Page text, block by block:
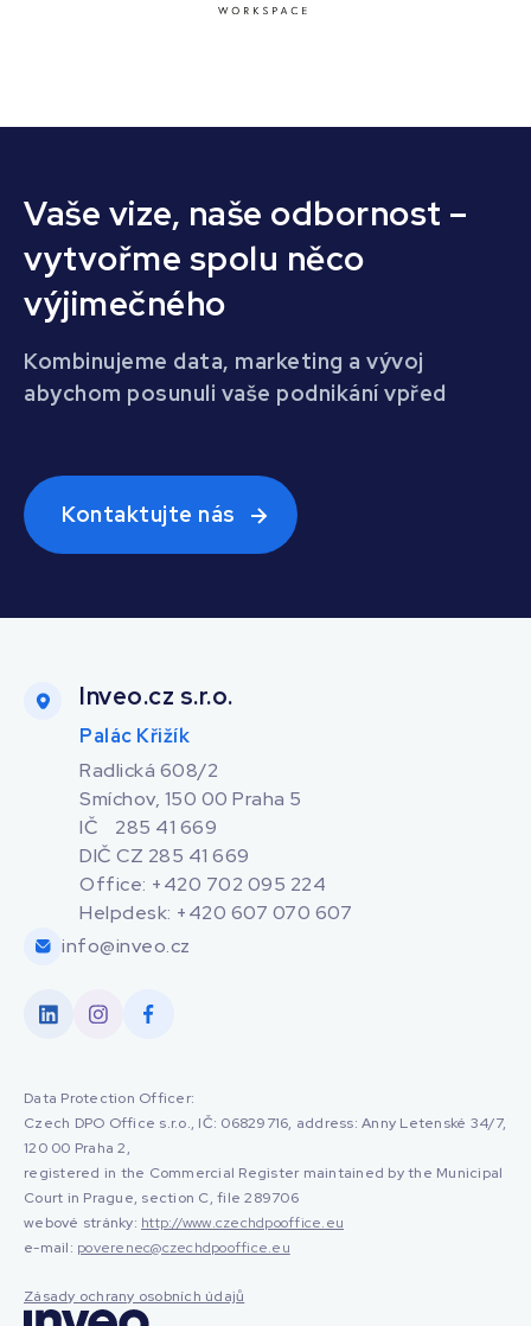
Vaše vize, naše odbornost –
vytvořme spolu něco
výjimečného
Kombinujeme data, marketing a vývoj
abychom posunuli vaše podnikání vpřed
Kontaktujte nás
Inveo.cz s.r.o.
Palác Křižík
Radlická 608/2
Smíchov, 150 00 Praha 5
IČ 285 41 669
DIČ CZ 285 41 669
Office: +420 702 095 224
Helpdesk: +420 607 070 607
info@inveo.cz
Data Protection Officer:
Czech DPO Office s.r.o., IČ: 06829716, address: Anny Letenské 34/7,
120 00 Praha 2,
registered in the Commercial Register maintained by the Municipal
Court in Prague, section C, file 289706
webové stránky: http://www.czechdpooffice.eu
e-mail: poverenec@czechdpooffice.eu
Zásady ochrany osobních údajů